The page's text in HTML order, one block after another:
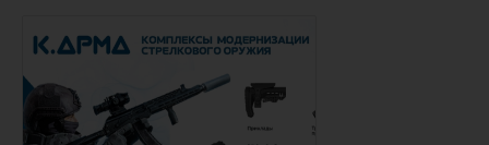
Каталог товаров для стрельбы
Снаряжение для IPSC
Кобуры для IPSC
Читайте также